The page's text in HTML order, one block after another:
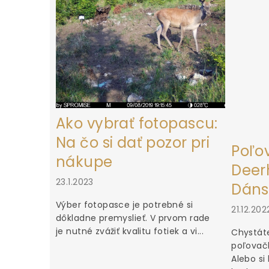
Ako vybrať fotopascu:
Na čo si dať pozor pri
nákupe
23.1.2023
Výber fotopasce je potrebné si
dôkladne premyslieť. V prvom rade
je nutné zvážiť kvalitu fotiek a vi...
Alebo